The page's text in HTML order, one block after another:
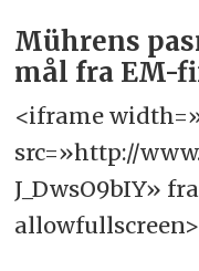
Mührens
mål fra EM-
<iframe
src=»http://
J_DwsO9bIY»